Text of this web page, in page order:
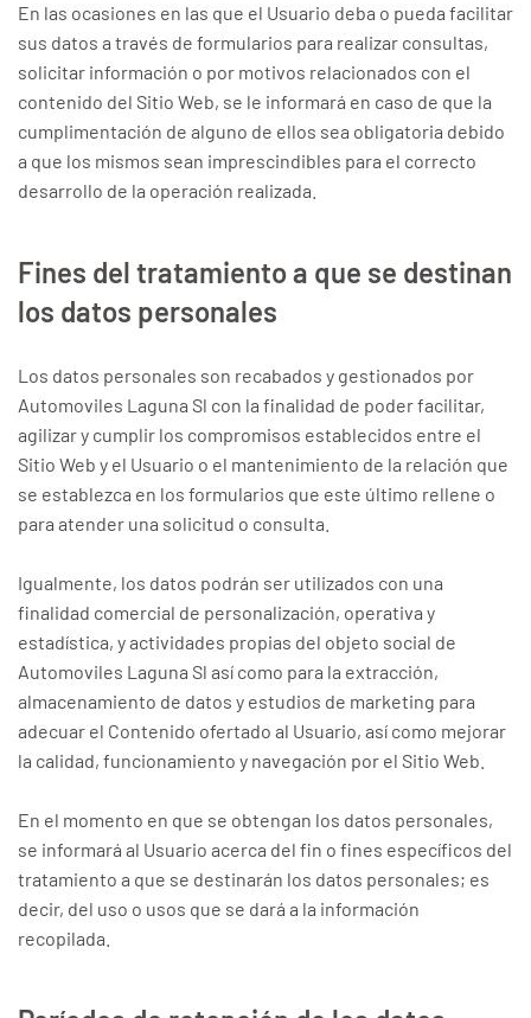
En las ocasiones en las que el Usuario deba o pueda facilitar
sus datos a través de formularios para realizar consultas,
solicitar información o por motivos relacionados con el
contenido del Sitio Web, se le informará en caso de que la
cumplimentación de alguno de ellos sea obligatoria debido
a que los mismos sean imprescindibles para el correcto
desarrollo de la operación realizada.
Fines del tratamiento a que se destinan
los datos personales
Los datos personales son recabados y gestionados por
Automoviles Laguna Sl con la finalidad de poder facilitar,
agilizar y cumplir los compromisos establecidos entre el
Sitio Web y el Usuario o el mantenimiento de la relación que
se establezca en los formularios que este último rellene o
para atender una solicitud o consulta.
Igualmente, los datos podrán ser utilizados con una
finalidad comercial de personalización, operativa y
estadística, y actividades propias del objeto social de
Automoviles Laguna Sl así como para la extracción,
almacenamiento de datos y estudios de marketing para
adecuar el Contenido ofertado al Usuario, así como mejorar
la calidad, funcionamiento y navegación por el Sitio Web.
En el momento en que se obtengan los datos personales,
se informará al Usuario acerca del fin o fines específicos del
tratamiento a que se destinarán los datos personales; es
decir, del uso o usos que se dará a la información
recopilada.